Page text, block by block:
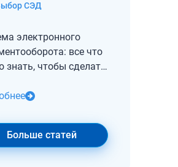
СЭД
электронного
все что
знать, чтобы сделать
Больше статей